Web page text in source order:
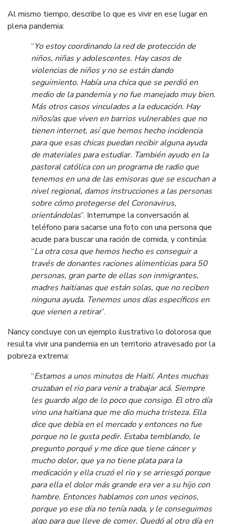
Al mismo tiempo, describe lo que es vivir en ese lugar en
plena pandemia:
“Yo estoy coordinando la red de protección de
niños, niñas y adolescentes. Hay casos de
violencias de niños y no se están dando
seguimiento. Había una chica que se perdió en
medio de la pandemia y no fue manejado muy bien.
Más otros casos vinculados a la educación. Hay
niños/as que viven en barrios vulnerables que no
tienen internet, así que hemos hecho incidencia
para que esas chicas puedan recibir alguna ayuda
de materiales para estudiar. También ayudo en la
pastoral católica con un programa de radio que
tenemos en una de las emisoras que se escuchan a
nivel regional, damos instrucciones a las personas
sobre cómo protegerse del Coronavirus,
orientándolas”. Interrumpe la conversación al
teléfono para sacarse una foto con una persona que
acude para buscar una ración de comida, y continúa:
“La otra cosa que hemos hecho es conseguir a
través de donantes raciones alimenticias para 50
personas, gran parte de ellas son inmigrantes,
madres haitianas que están solas, que no reciben
ninguna ayuda. Tenemos unos días específicos en
que vienen a retirar”.
Nancy concluye con un ejemplo ilustrativo lo dolorosa que
resulta vivir una pandemia en un territorio atravesado por la
pobreza extrema:
“Estamos a unos minutos de Haití. Antes muchas
cruzaban el rio para venir a trabajar acá. Siempre
les guardo algo de lo poco que consigo. El otro día
vino una haitiana que me dio mucha tristeza. Ella
dice que debía en el mercado y entonces no fue
porque no le gusta pedir. Estaba temblando, le
pregunto porqué y me dice que tiene cáncer y
mucho dolor, que ya no tiene plata para la
medicación y ella cruzó el rio y se arriesgó porque
para ella el dolor más grande era ver a su hijo con
hambre. Entonces hablamos con unos vecinos,
porque yo ese día no tenía nada, y le conseguimos
algo para que lleve de comer. Quedó al otro día en